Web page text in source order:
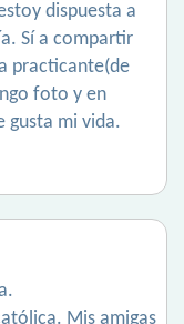
dispuesta a
Sí a compartir
practicante(de
foto y en
gusta mi vida.
Mis amigas